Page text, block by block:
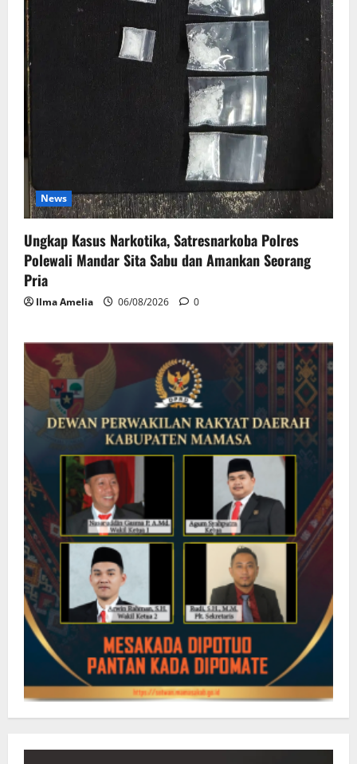
News
Ungkap Kasus Narkotika, Satresnarkoba Polres
Polewali Mandar Sita Sabu dan Amankan Seorang
Pria
Ilma Amelia 06/08/2026 0